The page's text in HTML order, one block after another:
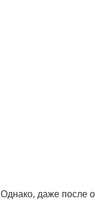
Однако, даже после